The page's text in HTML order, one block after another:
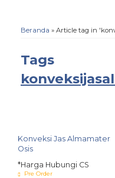
Beranda » Article tag in
Tags
Konveksi Jas Almamater
Osis
*Harga Hubungi CS
Pre Order